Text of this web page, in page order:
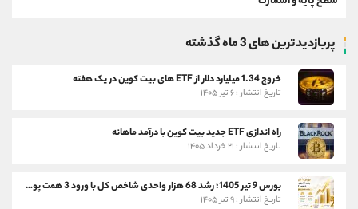
پربازدیدترین های 3 ماه گذشته
خروج 1.34 میلیارد دلار از ETF های بیت کوین در یک هفته
تاریخ انتشار : ۶ تیر ۱۴۰۵
راه اندازی ETF جدید بیت کوین با درآمد ماهانه
تاریخ انتشار : ۲۱ خرداد ۱۴۰۵
بورس 9 تیر 1405؛ رشد 68 هزار واحدی شاخص کل با ورود 3 همت پول حقیقی
تاریخ انتشار : ۹ تیر ۱۴۰۵